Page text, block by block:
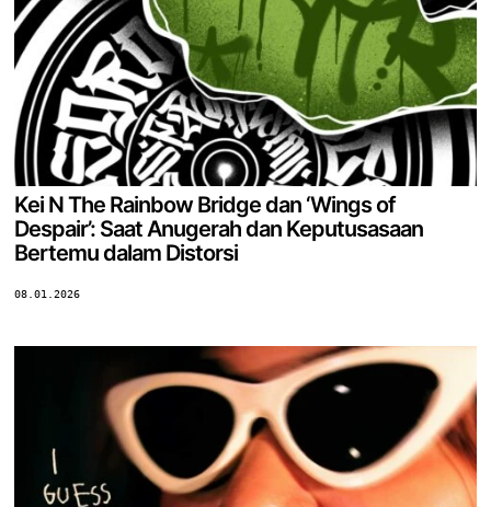
Kei N The Rainbow Bridge dan ‘Wings of
Despair’: Saat Anugerah dan Keputusasaan
Bertemu dalam Distorsi
08.01.2026